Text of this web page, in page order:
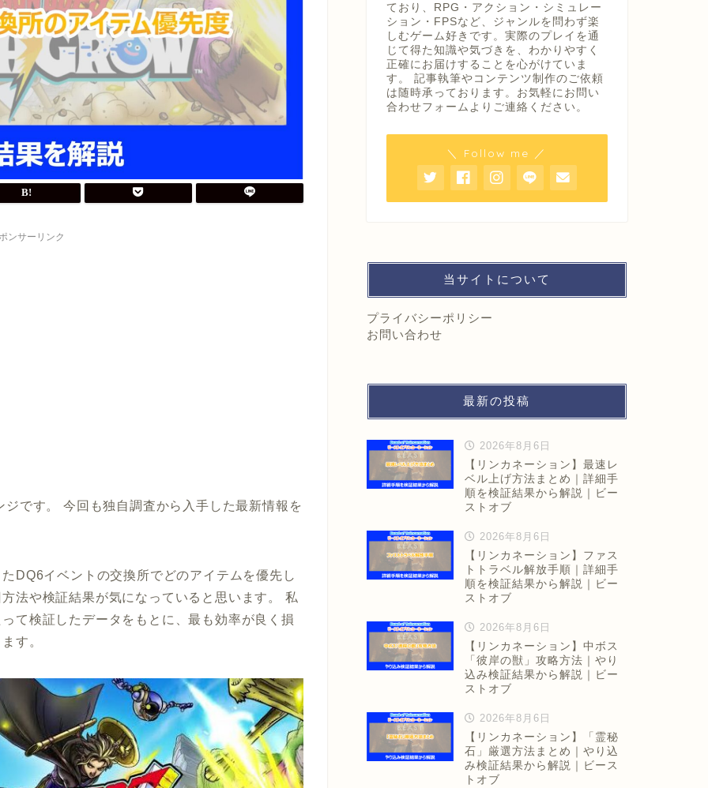
ンサーリンク
です。 今回も独自調査から入手した最新情報を
DQ6イベントの交換所でどのアイテムを優先し
法や検証結果が気になっていると思います。 私
て検証したデータをもとに、最も効率が良く損
す。
ており、RPG・アクション・シミュレー
ション・FPSなど、ジャンルを問わず楽
しむゲーム好きです。実際のプレイを通
じて得た知識や気づきを、わかりやすく
正確にお届けすることを心がけていま
す。 記事執筆やコンテンツ制作のご依頼
は随時承っております。お気軽にお問い
合わせフォームよりご連絡ください。
＼ Follow me ／
当サイトについて
プライバシーポリシー
お問い合わせ
最新の投稿
2026年8月6日
【リンカネーション】最速レ
ベル上げ方法まとめ｜詳細手
順を検証結果から解説｜ビー
ストオブ
2026年8月6日
【リンカネーション】ファス
トトラベル解放手順｜詳細手
順を検証結果から解説｜ビー
ストオブ
2026年8月6日
【リンカネーション】中ボス
「彼岸の獣」攻略方法｜やり
込み検証結果から解説｜ビー
ストオブ
2026年8月6日
【リンカネーション】「霊秘
石」厳選方法まとめ｜やり込
み検証結果から解説｜ビース
トオブ